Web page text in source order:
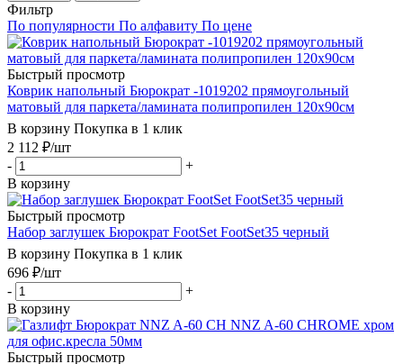
Фильтр
По популярности По алфавиту По цене
Быстрый просмотр
Коврик напольный Бюрократ -1019202 прямоугольный
матовый для паркета/ламината полипропилен 120х90см
В корзину Покупка в 1 клик
2 112 ₽/шт
-
+
В корзину
Быстрый просмотр
Набор заглушек Бюрократ FootSet FootSet35 черный
В корзину Покупка в 1 клик
696 ₽/шт
-
+
В корзину
Быстрый просмотр